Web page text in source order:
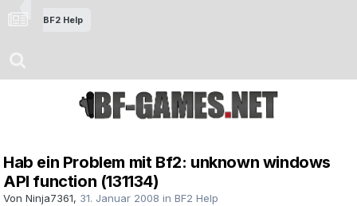
BF2 Help
Hab ein Problem mit Bf2: unknown windows
API function (131134)
Von Ninja7361, 31. Januar 2008 in BF2 Help